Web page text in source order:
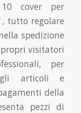
cover per
, tutto regolare
spedizione
propri visitatori
per
articoli e
della
pezzi di